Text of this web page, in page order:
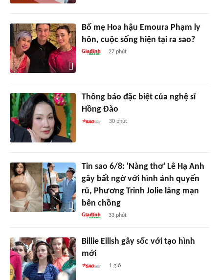
Bố mẹ Hoa hậu Emoura Phạm ly
hôn, cuộc sống hiện tại ra sao?
27 phút
Thông báo đặc biệt của nghệ sĩ
Hồng Đào
30 phút
Tin sao 6/8: 'Nàng thơ' Lê Hạ Anh
gây bất ngờ với hình ảnh quyến
rũ, Phương Trinh Jolie lãng mạn
bên chồng
33 phút
Billie Eilish gây sốc với tạo hình
mới
1 giờ